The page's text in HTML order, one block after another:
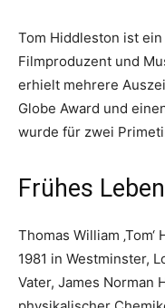
Tom Hiddleston ist
Filmproduzent und
erhielt mehrere
Globe Award und
wurde für zwei
Frühes Leben
Thomas William
1981 in Westminster,
Vater, James Norman